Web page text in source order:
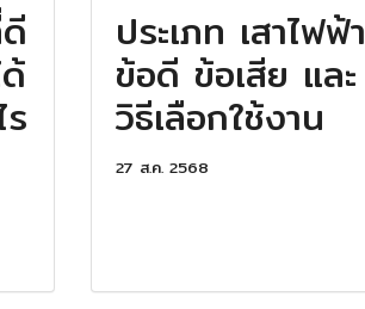
ประเภท เสาไฟฟ้า
ข้อดี ข้อเสีย และ
วิธีเลือกใช้งาน
27 ส.ค. 2568